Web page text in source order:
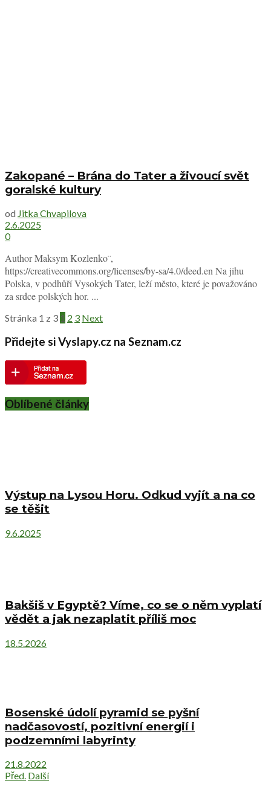
Zakopané – Brána do Tater a živoucí svět
goralské kultury
od Jitka Chvapilova
2.6.2025
0
Author Maksym Kozlenko¨,
https://creativecommons.org/licenses/by-sa/4.0/deed.en Na jihu
Polska, v podhůří Vysokých Tater, leží město, které je považováno
za srdce polských hor. ...
Stránka 1 z 3 1 2 3 Next
Přidejte si Vyslapy.cz na Seznam.cz
Oblíbené články
Výstup na Lysou Horu. Odkud vyjít a na co
se těšit
9.6.2025
Bakšiš v Egyptě? Víme, co se o něm vyplatí
vědět a jak nezaplatit příliš moc
18.5.2026
Bosenské údolí pyramid se pyšní
nadčasovostí, pozitivní energií i
podzemními labyrinty
21.8.2022
Před. Další